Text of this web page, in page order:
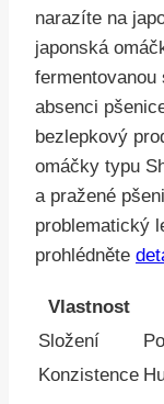
narazíte na
japonská
absenci
bezlepkový
omáčky typu
a pražené
problematický
prohlédněte
Vlastnost
Složení
Konzistence